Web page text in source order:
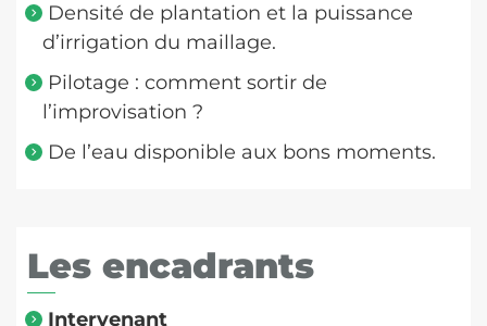
Densité de plantation et la puissance
d’irrigation du maillage.
Pilotage : comment sortir de
l’improvisation ?
De l’eau disponible aux bons moments.
Les encadrants
Intervenant